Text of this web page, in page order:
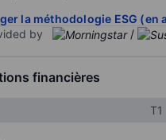
la méthodologie ESG (en
by
/
financières
T1